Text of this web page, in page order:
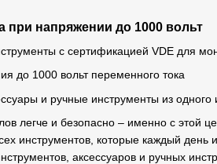
при напряжении до 1000 вольт
с сертификацией VDE для
до 1000 вольт переменного тока
и ручные инструменты из одного
легче и безопасно – именно с этой
инструментов, которые каждый
аксессуаров и ручных